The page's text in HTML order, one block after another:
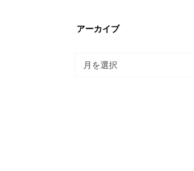
アーカイブ